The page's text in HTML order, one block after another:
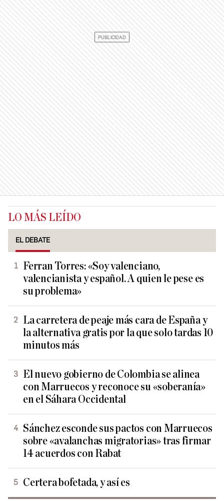
LO MÁS LEÍDO
EL DEBATE
Ferran Torres: «Soy valenciano,
valencianista y español. A quien le pese es
su problema»
La carretera de peaje más cara de España y
la alternativa gratis por la que solo tardas 10
minutos más
El nuevo gobierno de Colombia se alinea
con Marruecos y reconoce su «soberanía»
en el Sáhara Occidental
Sánchez esconde sus pactos con Marruecos
sobre «avalanchas migratorias» tras firmar
14 acuerdos con Rabat
Certera bofetada, y así es